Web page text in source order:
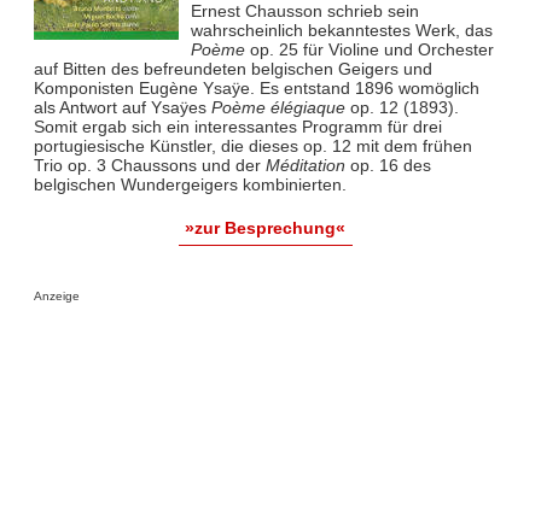
Ernest Chausson schrieb sein
wahrscheinlich bekanntestes Werk, das
Poèmeop. 25 für Violine und Orchester
auf Bitten des befreundeten belgischen Geigers und
Komponisten Eugène Ysaÿe. Es entstand 1896 womöglich
als Antwort auf Ysaÿes Poème élégiaqueop. 12 (1893).
Somit ergab sich ein interessantes Programm für drei
portugiesische Künstler, die dieses op. 12 mit dem frühen
Trio op. 3 Chaussons und der Méditation op. 16 des
belgischen Wundergeigers kombinierten.
»zur Besprechung«
Anzeige